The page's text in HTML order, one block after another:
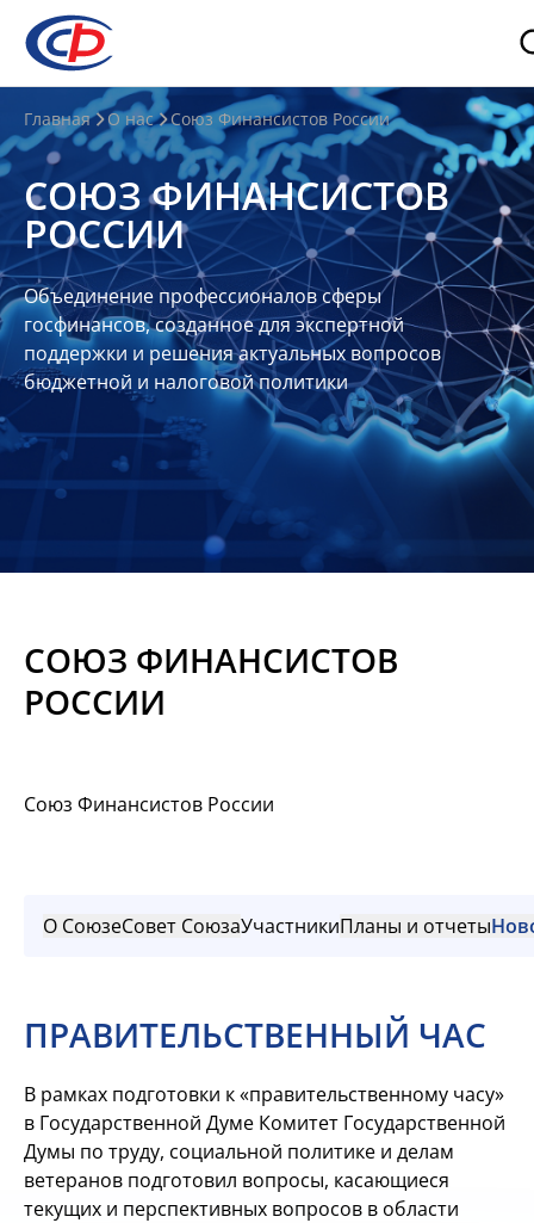
О
нас
О
СФР
Совет
Союза
Участники
Планы
отчеты
Контакты
Материалы
Главная О нас Союз Финансистов России
СОЮЗ ФИНАНСИСТОВ
РОССИИ
Объединение профессионалов сферы
госфинансов, созданное для экспертной
поддержки и решения актуальных вопросов
бюджетной и налоговой политики
СОЮЗ ФИНАНСИСТОВ
РОССИИ
Союз Финансистов России
О СоюзеСовет СоюзаУчастникиПланы и отчеты
ПРАВИТЕЛЬСТВЕННЫЙ ЧАС
В рамках подготовки к «правительственному часу»
в Государственной Думе Комитет Государственной
Думы по труду, социальной политике и делам
ветеранов подготовил вопросы, касающиеся
текущих и перспективных вопросов в области